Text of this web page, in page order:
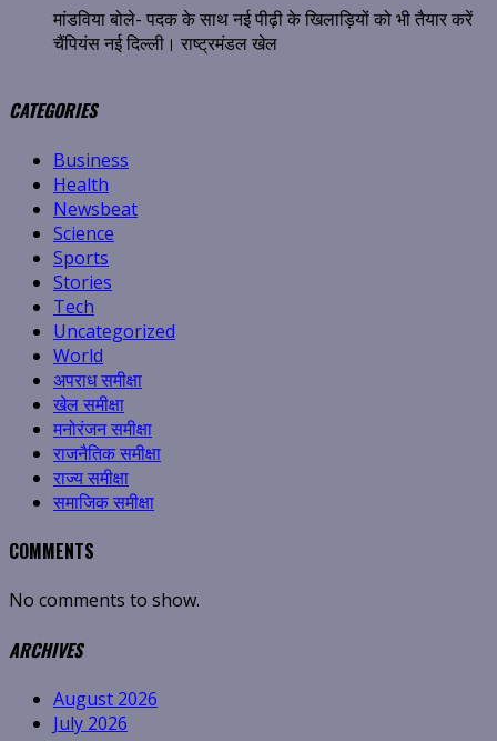
मांडविया बोले- पदक के साथ नई पीढ़ी के खिलाड़ियों को भी तैयार करें
चैंपियंस नई दिल्ली। राष्ट्रमंडल खेल
CATEGORIES
Business
Health
Newsbeat
Science
Sports
Stories
Tech
Uncategorized
World
अपराध समीक्षा
खेल समीक्षा
मनोरंजन समीक्षा
राजनैतिक समीक्षा
राज्य समीक्षा
समाजिक समीक्षा
COMMENTS
No comments to show.
ARCHIVES
August 2026
July 2026